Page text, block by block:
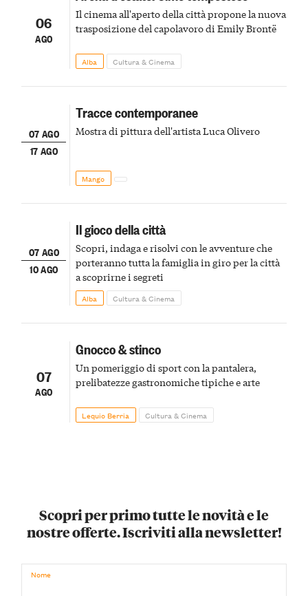
06
AGO
Il cinema all'aperto della città propone la nuova
trasposizione del capolavoro di Emily Brontë
Alba Cultura & Cinema
07 AGO
17 AGO
Tracce contemporanee
Mostra di pittura dell'artista Luca Olivero
Mango
07 AGO
10 AGO
Il gioco della città
Scopri, indaga e risolvi con le avventure che
porteranno tutta la famiglia in giro per la città
a scoprirne i segreti
Alba Cultura & Cinema
07
AGO
Gnocco & stinco
Un pomeriggio di sport con la pantalera,
prelibatezze gastronomiche tipiche e arte
Lequio Berria Cultura & Cinema
Scopri per primo tutte le novità e le
nostre offerte. Iscriviti alla newsletter!
Nome